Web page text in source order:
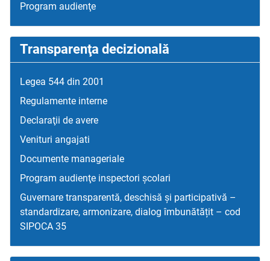
Program audienţe
Transparenţa decizională
Legea 544 din 2001
Regulamente interne
Declaraţii de avere
Venituri angajati
Documente manageriale
Program audienţe inspectori școlari
Guvernare transparentă, deschisă și participativă –
standardizare, armonizare, dialog îmbunătățit – cod
SIPOCA 35